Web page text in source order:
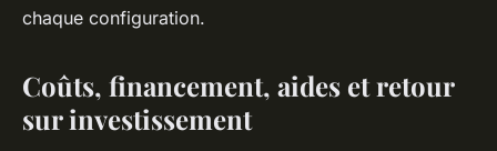
chaque configuration.
Coûts, financement, aides et retour
sur investissement